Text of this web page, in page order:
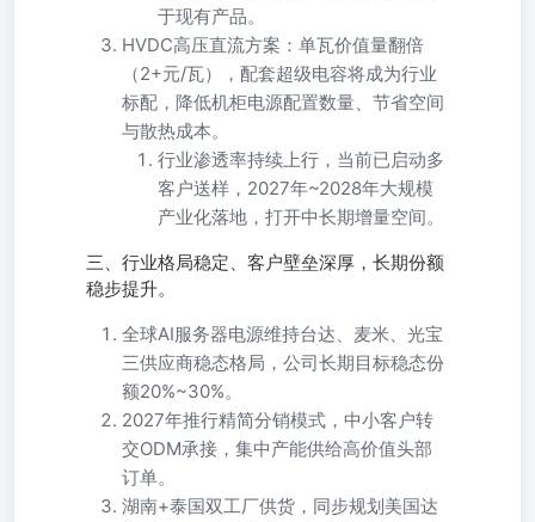
于现有产品。
HVDC高压直流方案：单瓦价值量翻倍
（2+元/瓦），配套超级电容将成为行业
标配，降低机柜电源配置数量、节省空间
与散热成本。
行业渗透率持续上行，当前已启动多
客户送样，2027年~2028年大规模
产业化落地，打开中长期增量空间。
三、行业格局稳定、客户壁垒深厚，长期份额
稳步提升。
全球AI服务器电源维持台达、麦米、光宝
三供应商稳态格局，公司长期目标稳态份
额20%~30%。
2027年推行精简分销模式，中小客户转
交ODM承接，集中产能供给高价值头部
订单。
湖南+泰国双工厂供货，同步规划美国达